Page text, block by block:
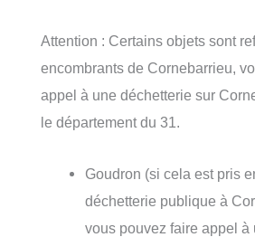
Attention : Certains objets sont
encombrants de Cornebarrieu,
appel à une déchetterie sur
le département du 31.
Goudron (si cela est pris
déchetterie publique à
vous pouvez faire appel à